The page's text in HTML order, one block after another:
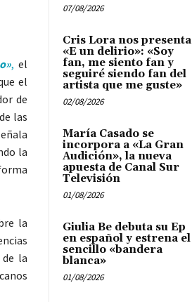
, el
el
de
las
la
la
la
07/08/2026
Cris Lora nos presenta
«E un delirio»: «Soy
fan, me siento fan y
seguiré siendo fan del
artista que me guste»
02/08/2026
María Casado se
incorpora a «La Gran
Audición», la nueva
apuesta de Canal Sur
Televisión
01/08/2026
Giulia Be debuta su Ep
en español y estrena el
sencillo «bandera
blanca»
01/08/2026